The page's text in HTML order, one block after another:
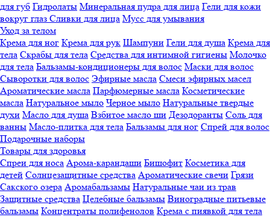
для губ Гидролаты Минеральная пудра для лица Гели для кожи
вокруг глаз Сливки для лица Мусс для умывания
Уход за телом
Крема для ног Крема для рук Шампуни Гели для душа Крема для
тела Скрабы для тела Средства для интимной гигиены Молочко
для тела Бальзамы-кондиционеры для волос Маски для волос
Сыворотки для волос Эфирные масла Смеси эфирных масел
Ароматические масла Парфюмерные масла Косметические
масла Натуральное мыло Черное мыло Натуральные твердые
духи Масло для душа Взбитое масло ши Дезодоранты Соль для
ванны Масло-плитка для тела Бальзамы для ног Спрей для волос
Подарочные наборы
Товары для здоровья
Спреи для носа Арома-карандаши Бишофит Косметика для
детей Солнцезащитные средства Ароматические свечи Грязи
Cакского озера Аромабальзамы Натуральные чаи из трав
Защитные средства Целебные бальзамы Виноградные питьевые
бальзамы Концентраты полифенолов Крема с пиявкой для тела